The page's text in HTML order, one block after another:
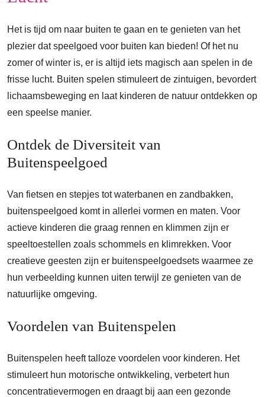
Het is tijd om naar buiten te gaan en te genieten van het
plezier dat speelgoed voor buiten kan bieden! Of het nu
zomer of winter is, er is altijd iets magisch aan spelen in de
frisse lucht. Buiten spelen stimuleert de zintuigen, bevordert
lichaamsbeweging en laat kinderen de natuur ontdekken op
een speelse manier.
Ontdek de Diversiteit van
Buitenspeelgoed
Van fietsen en stepjes tot waterbanen en zandbakken,
buitenspeelgoed komt in allerlei vormen en maten. Voor
actieve kinderen die graag rennen en klimmen zijn er
speeltoestellen zoals schommels en klimrekken. Voor
creatieve geesten zijn er buitenspeelgoedsets waarmee ze
hun verbeelding kunnen uiten terwijl ze genieten van de
natuurlijke omgeving.
Voordelen van Buitenspelen
Buitenspelen heeft talloze voordelen voor kinderen. Het
stimuleert hun motorische ontwikkeling, verbetert hun
concentratievermogen en draagt bij aan een gezonde